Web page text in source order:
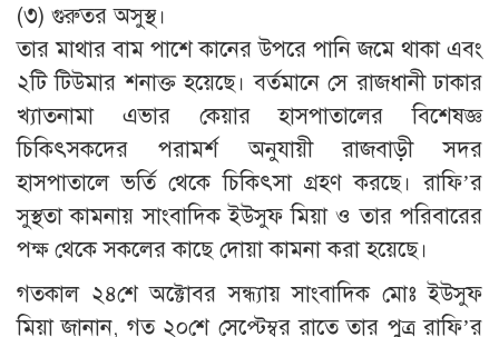
(৩) গুরুতর অসুস্থ।
তার মাথার বাম পাশে কানের উপরে পানি জমে থাকা এবং
২টি টিউমার শনাক্ত হয়েছে। বর্তমানে সে রাজধানী ঢাকার
খ্যাতনামা এভার কেয়ার হাসপাতালের বিশেষজ্ঞ
চিকিৎসকদের পরামর্শ অনুযায়ী রাজবাড়ী সদর
হাসপাতালে ভর্তি থেকে চিকিৎসা গ্রহণ করছে। রাফি’র
সুস্থতা কামনায় সাংবাদিক ইউসুফ মিয়া ও তার পরিবারের
পক্ষ থেকে সকলের কাছে দোয়া কামনা করা হয়েছে।
গতকাল ২৪শে অক্টোবর সন্ধ্যায় সাংবাদিক মোঃ ইউসুফ
মিয়া জানান, গত ২০শে সেপ্টেম্বর রাতে তার পুত্র রাফি’র